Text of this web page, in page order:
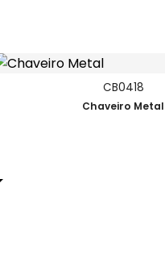
CB0418
Chaveiro Metal